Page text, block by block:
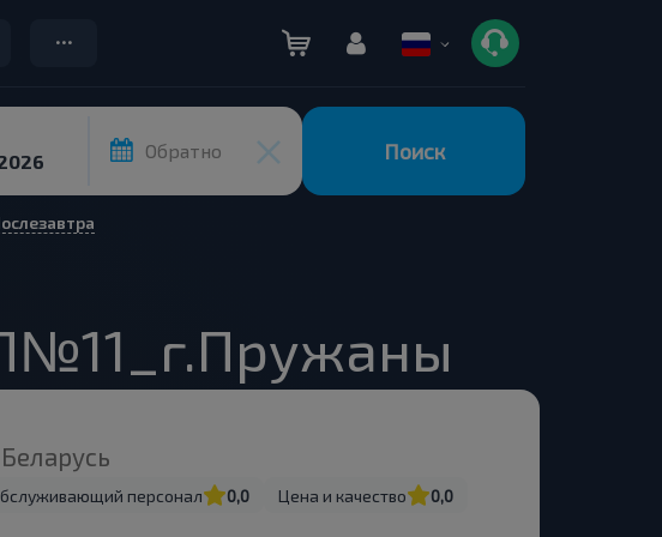
Обратно Поиск
Беларусь
персонал 0,0 Цена и качество
0,0